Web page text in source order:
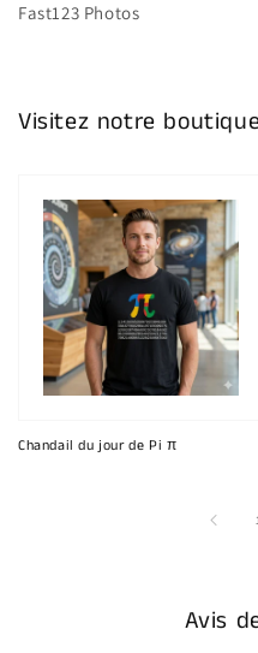
Fast123 Photos
Visitez notre
Chandail du jour de Pi π
Avis